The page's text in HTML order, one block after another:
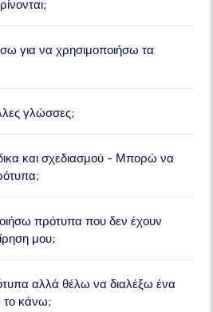
για να χρησιμοποιήσω τα
γλώσσες;
και σχεδιασμού - Μπορώ να
πρότυπα που δεν έχουν
μου;
αλλά θέλω να διαλέξω ένα
κάνω;